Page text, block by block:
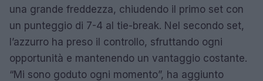
una grande freddezza, chiudendo il primo set con
un punteggio di 7-4 al tie-break. Nel secondo set,
l’azzurro ha preso il controllo, sfruttando ogni
opportunità e mantenendo un vantaggio costante.
“Mi sono goduto ogni momento”, ha aggiunto